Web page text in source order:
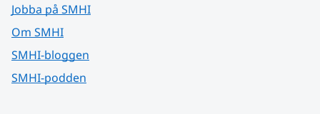
Jobba på SMHI
Om SMHI
SMHI-bloggen
SMHI-podden